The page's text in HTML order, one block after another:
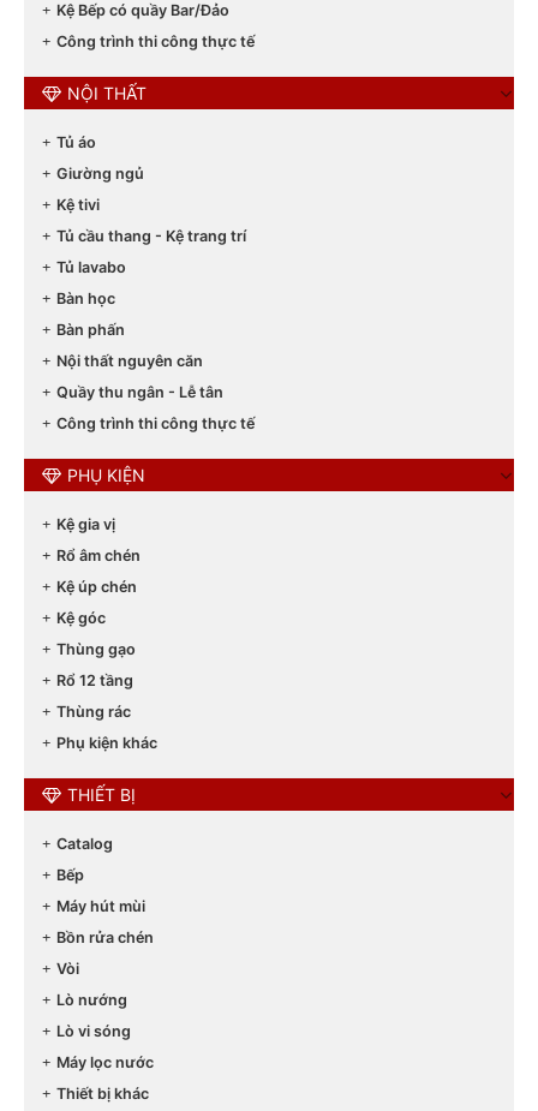
Kệ Bếp có quầy Bar/Đảo
Công trình thi công thực tế
NỘI THẤT
Tủ áo
Giường ngủ
Kệ tivi
Tủ cầu thang - Kệ trang trí
Tủ lavabo
Bàn học
Bàn phấn
Nội thất nguyên căn
Quầy thu ngân - Lễ tân
Công trình thi công thực tế
PHỤ KIỆN
Kệ gia vị
Rổ âm chén
Kệ úp chén
Kệ góc
Thùng gạo
Rổ 12 tầng
Thùng rác
Phụ kiện khác
THIẾT BỊ
Catalog
Bếp
Máy hút mùi
Bồn rửa chén
Vòi
Lò nướng
Lò vi sóng
Máy lọc nước
Thiết bị khác